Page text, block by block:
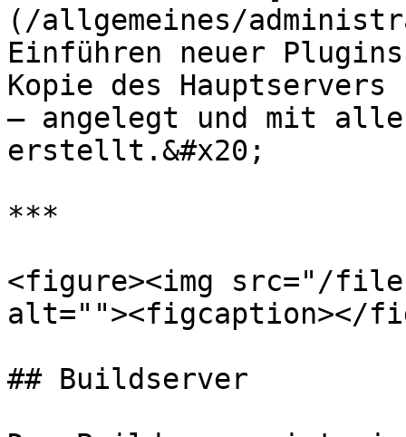
(/allgemeines/
Einführen neuer
Kopie des
– angelegt und mit
erstellt.&#x20;
***
<figure><img src="/
alt=""><figcaption></
## Buildserver